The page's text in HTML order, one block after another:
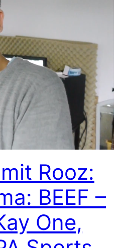
Rooz:
BEEF –
One,